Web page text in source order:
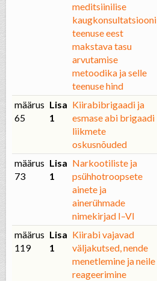
meditsiinilise
kaugkonsultatsiooni
teenuse eest
makstava tasu
arvutamise
metoodika ja selle
teenuse hind
määrus
65
Lisa
1
Kiirabibrigaadi ja
esmase abi brigaadi
liikmete
oskusnõuded
määrus
73
Lisa
1
Narkootiliste ja
psühhotroopsete
ainete ja
ainerühmade
nimekirjad I–VI
määrus
119
Lisa
1
Kiirabi vajavad
väljakutsed, nende
menetlemine ja neile
reageerimine